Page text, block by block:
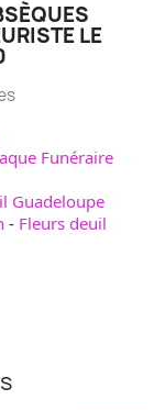
LE
Funéraire
Guadeloupe
- Fleurs deuil